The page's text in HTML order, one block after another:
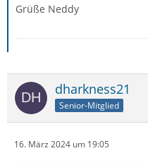
Grüße Neddy
dharkness21
Senior-Mitglied
16. März 2024 um 19:05